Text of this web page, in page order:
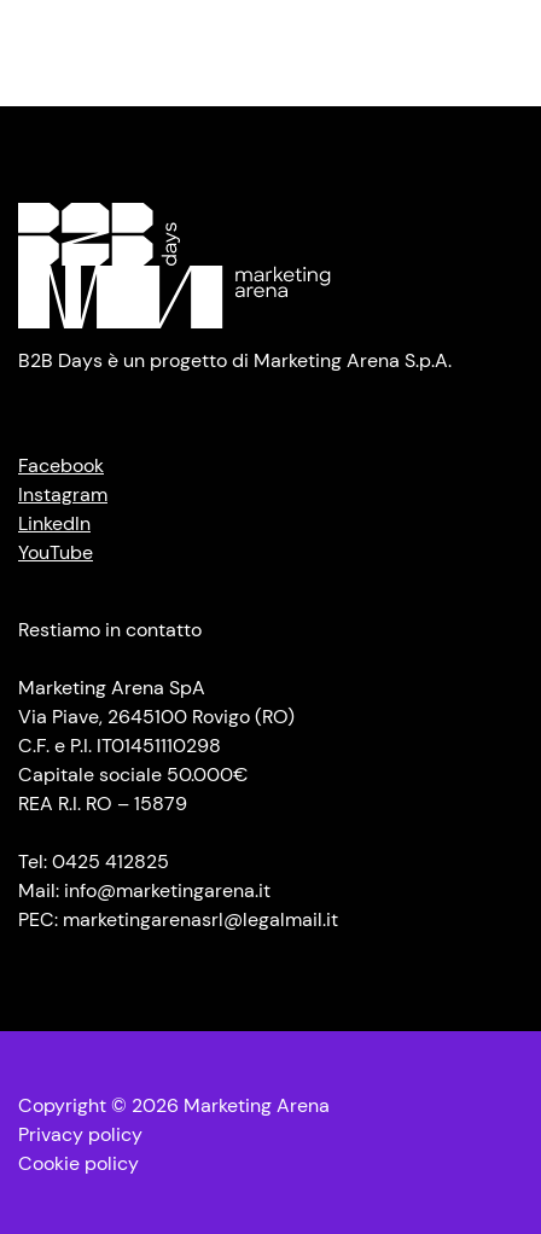
B2B Days è un progetto di Marketing Arena S.p.A.
Facebook
Instagram
LinkedIn
YouTube
Restiamo in contatto
Marketing Arena SpA
Via Piave, 2645100 Rovigo (RO)
C.F. e P.I. IT01451110298
Capitale sociale 50.000€
REA R.I. RO – 15879
Tel: 0425 412825
Mail: info@marketingarena.it
PEC: marketingarenasrl@legalmail.it
Copyright © 2026 Marketing Arena
Privacy policy
Cookie policy